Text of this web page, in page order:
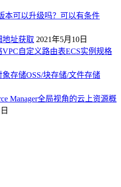
本可以升级吗？可以有条件
地址获取 2021年5月10日
自定义路由表ECS实例规格
存储OSS/块存储/文件存储
Manager全局视角的云上资源概